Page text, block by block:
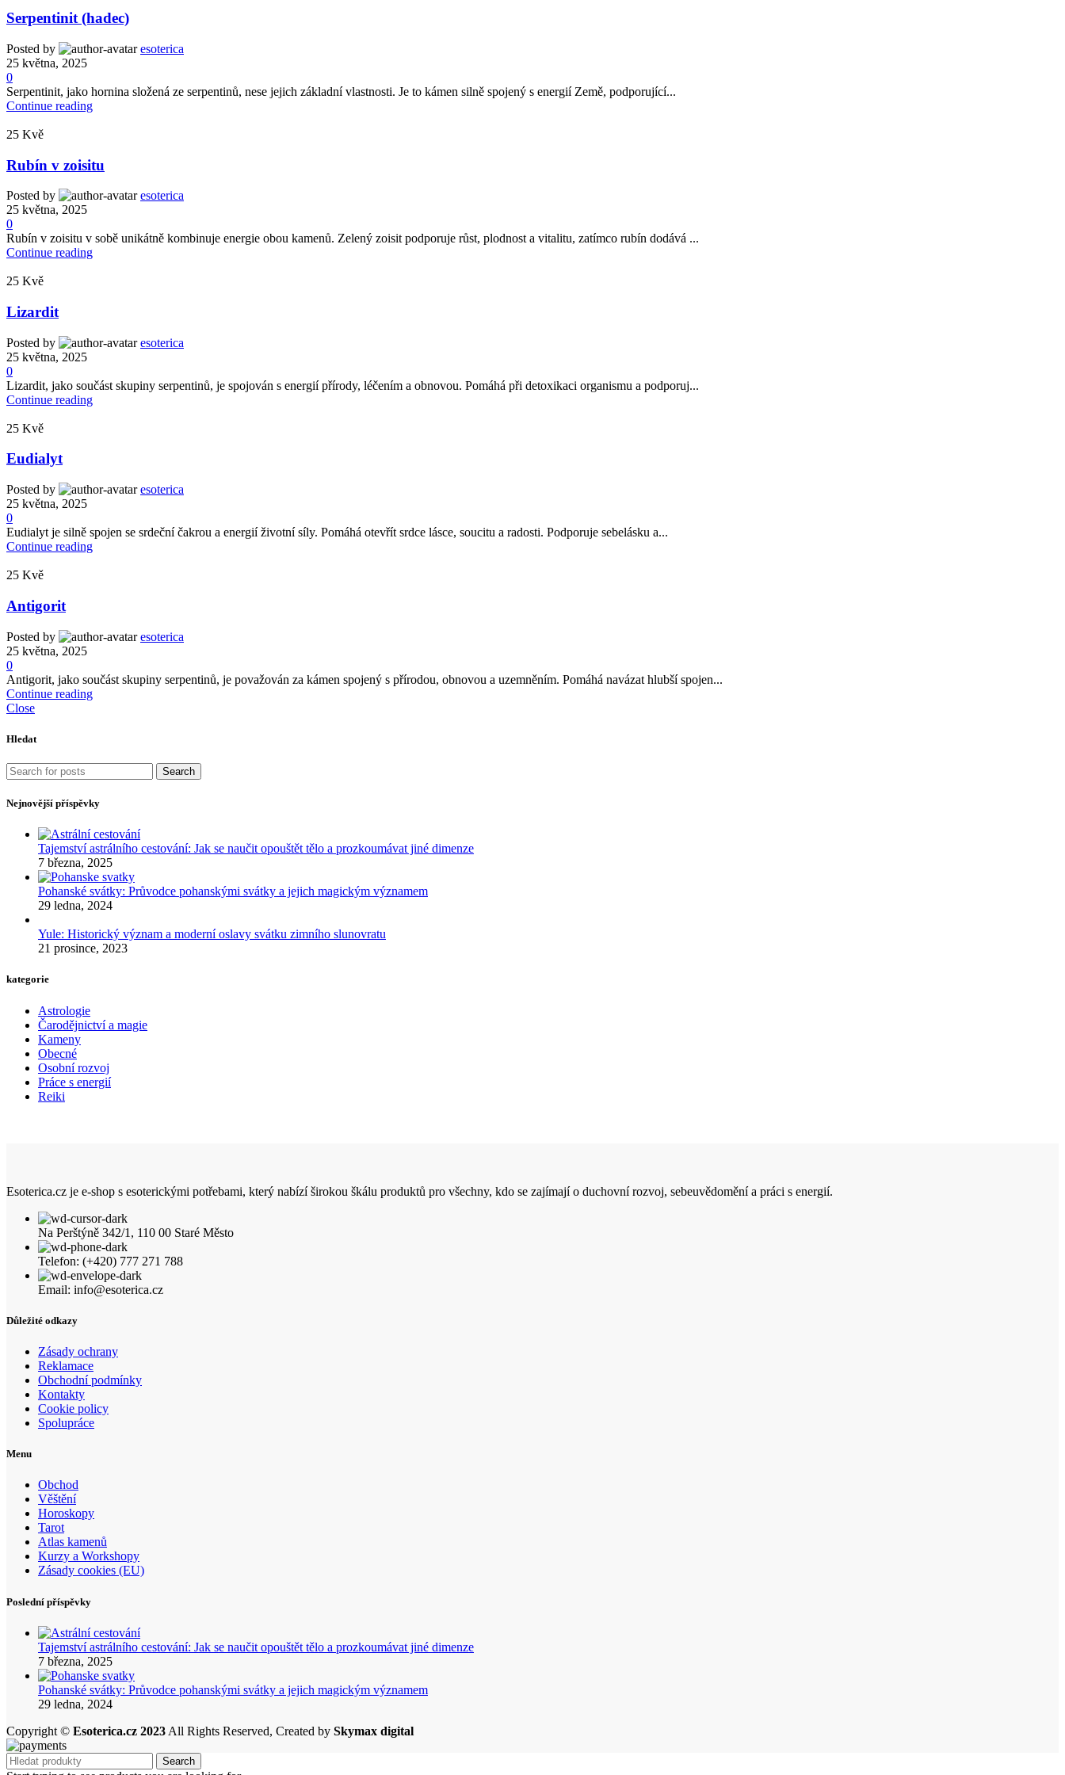
Serpentinit (hadec)
Posted by
esoterica
25 května, 2025
0
Serpentinit, jako hornina složená ze serpentinů, nese jejich základní vlastnosti. Je to kámen silně spojený s energií Země, podporující...
Continue reading
25 Kvě
Rubín v zoisitu
Posted by
esoterica
25 května, 2025
0
Rubín v zoisitu v sobě unikátně kombinuje energie obou kamenů. Zelený zoisit podporuje růst, plodnost a vitalitu, zatímco rubín dodává ...
Continue reading
25 Kvě
Lizardit
Posted by
esoterica
25 května, 2025
0
Lizardit, jako součást skupiny serpentinů, je spojován s energií přírody, léčením a obnovou. Pomáhá při detoxikaci organismu a podporuj...
Continue reading
25 Kvě
Eudialyt
Posted by
esoterica
25 května, 2025
0
Eudialyt je silně spojen se srdeční čakrou a energií životní síly. Pomáhá otevřít srdce lásce, soucitu a radosti. Podporuje sebelásku a...
Continue reading
25 Kvě
Antigorit
Posted by
esoterica
25 května, 2025
0
Antigorit, jako součást skupiny serpentinů, je považován za kámen spojený s přírodou, obnovou a uzemněním. Pomáhá navázat hlubší spojen...
Continue reading
Close
Hledat
Search
Nejnovější příspěvky
Tajemství astrálního cestování: Jak se naučit opouštět tělo a prozkoumávat jiné dimenze
7 března, 2025
Pohanské svátky: Průvodce pohanskými svátky a jejich magickým významem
29 ledna, 2024
Yule: Historický význam a moderní oslavy svátku zimního slunovratu
21 prosince, 2023
kategorie
Astrologie
Čarodějnictví a magie
Kameny
Obecné
Osobní rozvoj
Práce s energií
Reiki
Esoterica.cz je e-shop s esoterickými potřebami, který nabízí širokou škálu produktů pro všechny, kdo se zajímají o duchovní rozvoj, sebeuvědomění a práci s energií.
Na Perštýně 342/1, 110 00 Staré Město
Telefon: (+420) 777 271 788
Email: info@esoterica.cz
Důležité odkazy
Zásady ochrany
Reklamace
Obchodní podmínky
Kontakty
Cookie policy
Spolupráce
Menu
Obchod
Věštění
Horoskopy
Tarot
Atlas kamenů
Kurzy a Workshopy
Zásady cookies (EU)
Poslední příspěvky
Tajemství astrálního cestování: Jak se naučit opouštět tělo a prozkoumávat jiné dimenze
7 března, 2025
Pohanské svátky: Průvodce pohanskými svátky a jejich magickým významem
29 ledna, 2024
Copyright © Esoterica.cz 2023 All Rights Reserved, Created by Skymax digital
Search